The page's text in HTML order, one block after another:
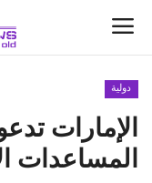
الأخبار
كتّابنا
دولية
الإمارات
المساعدات